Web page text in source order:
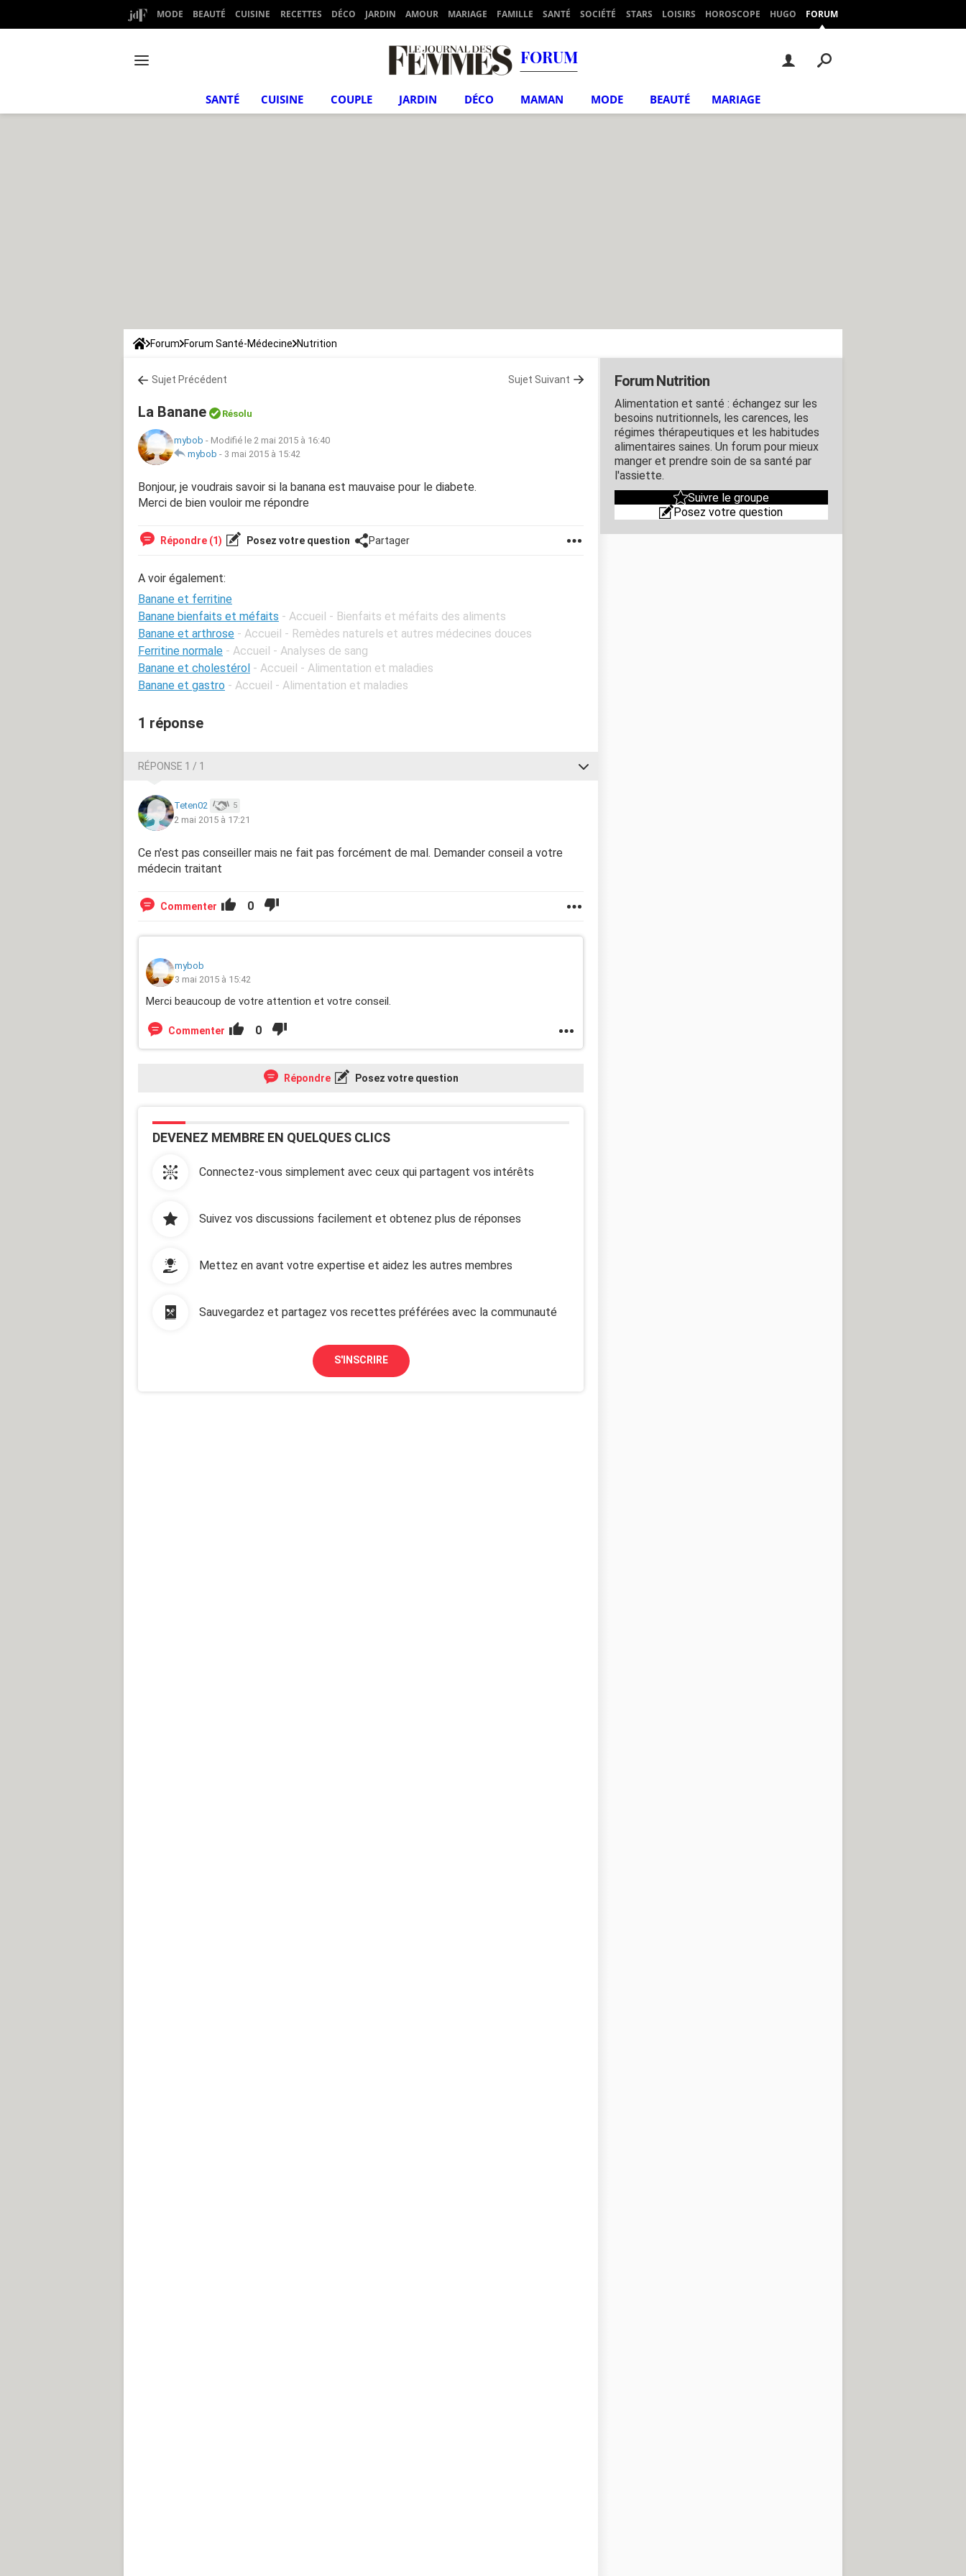
MODE BEAUTÉ CUISINE RECETTES DÉCO JARDIN AMOUR MARIAGE FAMILLE SANTÉ SOCIÉTÉ STARS LOISIRS HOROSCOPE HUGO FORUM
FORUM
SANTÉ CUISINE COUPLE JARDIN DÉCO MAMAN MODE BEAUTÉ MARIAGE
Forum Forum Santé-Médecine Nutrition
Sujet Précédent Sujet Suivant
La Banane Résolu
mybob - Modifié le 2 mai 2015 à 16:40
mybob - 3 mai 2015 à 15:42
Bonjour, je voudrais savoir si la banana est mauvaise pour le diabete.
Merci de bien vouloir me répondre
Répondre (1) Posez votre question Partager
A voir également:
Banane et ferritine
Banane bienfaits et méfaits - Accueil - Bienfaits et méfaits des aliments
Banane et arthrose - Accueil - Remèdes naturels et autres médecines douces
Ferritine normale - Accueil - Analyses de sang
Banane et cholestérol - Accueil - Alimentation et maladies
Banane et gastro - Accueil - Alimentation et maladies
1 réponse
RÉPONSE 1 / 1
Teten02 5
2 mai 2015 à 17:21
Ce n'est pas conseiller mais ne fait pas forcément de mal. Demander conseil a votre
médecin traitant
Commenter 0
mybob
3 mai 2015 à 15:42
Merci beaucoup de votre attention et votre conseil.
Commenter 0
Répondre Posez votre question
DEVENEZ MEMBRE EN QUELQUES CLICS
Connectez-vous simplement avec ceux qui partagent vos intérêts
Suivez vos discussions facilement et obtenez plus de réponses
Mettez en avant votre expertise et aidez les autres membres
Sauvegardez et partagez vos recettes préférées avec la communauté
S'INSCRIRE
Forum Nutrition
Alimentation et santé : échangez sur les
besoins nutritionnels, les carences, les
régimes thérapeutiques et les habitudes
alimentaires saines. Un forum pour mieux
manger et prendre soin de sa santé par
l'assiette.
Suivre le groupe
Posez votre question